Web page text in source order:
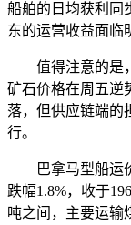
船舶的日均获利同
东的运营收益面临
值得注意的是
矿石价格在周五逆
落，但供应链端的
行。
巴拿马型船运
跌幅1.8%，收于
吨之间，主要运输